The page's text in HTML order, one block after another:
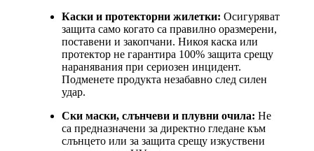
Каски и протекторни жилетки: Осигуряват
защита само когато са правилно оразмерени,
поставени и закопчани. Никоя каска или
протектор не гарантира 100% защита срещу
наранявания при сериозен инцидент.
Подменете продукта незабавно след силен
удар.
Ски маски, слънчеви и плувни очила: Не
са предназначени за директно гледане към
слънцето или за защита срещу изкуствени